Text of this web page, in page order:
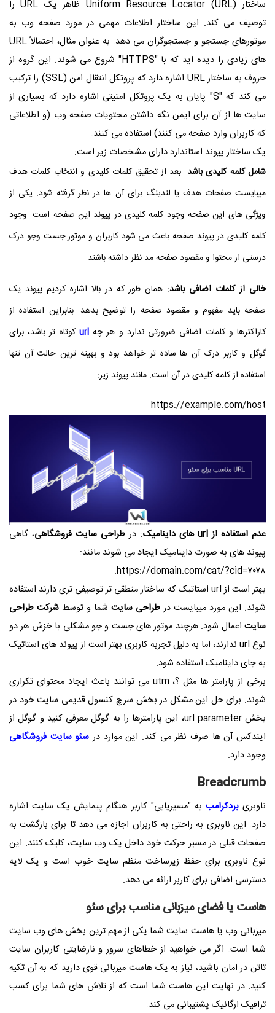
ساختار Uniform Resource Locator (URL) ظاهر یک URL را
توصیف می کند. این ساختار اطلاعات مهمی در مورد صفحه وب به
موتورهای جستجو و جستجوگران می دهد. به عنوان مثال، احتمالاً URL
های زیادی را دیده اید که با "HTTPS" شروع می شوند. این گروه از
حروف به ساختار URL اشاره دارد که پروتکل انتقال امن (SSL) را ترکیب
می کند که "S" پایان به یک پروتکل امنیتی اشاره دارد که بسیاری از
سایت ها از آن برای ایمن نگه داشتن محتویات صفحه وب (و اطلاعاتی
که کاربران وارد صفحه می کنند) استفاده می کنند.
یک ساختار پیوند استاندارد دارای مشخصات زیر است:
شامل کلمه کلیدی باشد: بعد از تحقیق کلمات کلیدی و انتخاب کلمات هدف
میبایست صفحات هدف یا لندینگ برای آن ها در نظر گرفته شود. یکی از
ویژگی های این صفحه وجود کلمه کلیدی در پیوند این صفحه است. وجود
کلمه کلیدی در پیوند صفحه باعث می شود کاربران و موتور جست وجو درک
درستی از محتوا و مقصود صفحه مد نظر داشته باشند.
خالی از کلمات اضافی باشد: همان طور که در بالا اشاره کردیم پیوند یک
صفحه باید مفهوم و مقصود صفحه را توضیح بدهد. بنابراین استفاده از
کاراکترها و کلمات اضافی ضرورتی ندارد و هر چهurl کوتاه تر باشد، برای
گوگل و کاربر درک آن ها ساده تر خواهد بود و بهینه ترین حالت آن تنها
استفاده از کلمه کلیدی در آن است. مانند پیوند زیر:
https://example.com/host
عدم استفاده از url های داینامیک : در طراحی سایت فروشگاهی، گاهی
پیوند های به صورت داینامیک ایجاد می شوند مانند:
https://domain.com/cat/?cid=۷۰۷۸.
بهتر است از url استاتیک که ساختار منطقی تر توصیفی تری دارند استفاده
شوند. این مورد میبایست در طراحی سایت شما و توسط شرکت طراحی
سایت اعمال شود. هرچند موتور های جست و جو مشکلی با خزش هر دو
نوع url ندارند، اما به دلیل تجربه کاربری بهتر است از پیوند های استاتیک
به جای داینامیک استفاده شود.
برخی از پارامتر ها مثل ؟، utm می توانند باعث ایجاد محتوای تکراری
شوند. برای حل این مشکل در بخش سرچ کنسول قدیمی سایت خود در
بخشurl parameter، این پارامترها را به گوگل معرفی کنید و گوگل از
ایندکس آن ها صرف نظر می کند. این موارد در سئو سایت فروشگاهی
وجود دارد.
Breadcrumb
ناوبریبردکرامب به "مسیریابی" کاربر هنگام پیمایش یک سایت اشاره
دارد. این ناوبری به راحتی به کاربران اجازه می دهد تا برای بازگشت به
صفحات قبلی در مسیر حرکت خود داخل یک وب سایت، کلیک کنند. این
نوع ناوبری برای حفظ زیرساخت منظم سایت خوب است و یک لایه
دسترسی اضافی برای کاربر ارائه می دهد.
هاست یا فضای میزبانی مناسب برای سئو
میزبانی وب یا هاست سایت شما یکی از مهم ترین بخش های وب سایت
شما است. اگر می خواهید از خطاهای سرور و نارضایتی کاربران سایت
تاتن در امان باشید، نیاز به یک هاست میزبانی قوی دارید که به آن تکیه
کنید. در نهایت این هاست شما است که از تلاش های شما برای کسب
ترافیک ارگانیک پشتیبانی می کند.